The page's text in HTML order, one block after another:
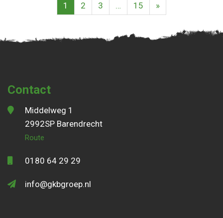
1 2 3 … 15 »
Contact
Middelweg 1
2992SP Barendrecht
Route
0180 64 29 29
info@gkbgroep.nl